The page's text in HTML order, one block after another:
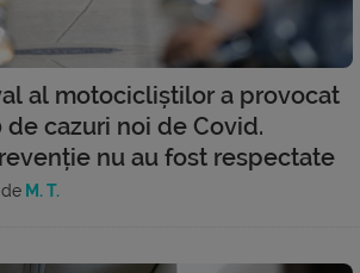
al motocicliștilor a provocat
de cazuri noi de Covid.
nu au fost respectate
de M. T.